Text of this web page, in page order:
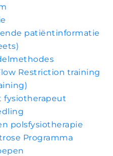
patiëntinformatie
Restriction training
fysiotherapeut
polsfysiotherapie
Programma